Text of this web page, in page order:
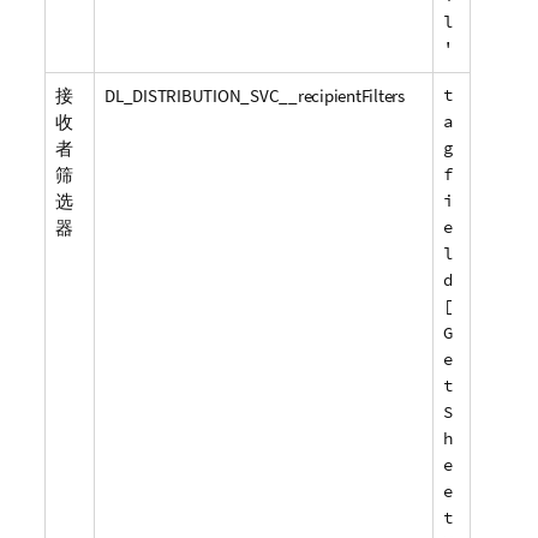
l
'
接
收
者
筛
选
器
DL_DISTRIBUTION_SVC__recipientFilters
t
a
g
f
i
e
l
d
[
G
e
t
S
h
e
e
t